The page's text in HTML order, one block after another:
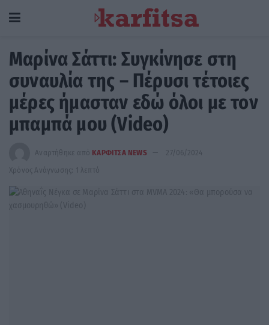
Μαρίνα Σάττι: Συγκίνησε στη
συναυλία της – Πέρυσι τέτοιες
μέρες ήμασταν εδώ όλοι με τον
μπαμπά μου (Video)
Αναρτήθηκε από ΚΑΡΦΙΤΣΑ NEWS
27/06/2024
Χρόνος Ανάγνωσης: 1 λεπτό